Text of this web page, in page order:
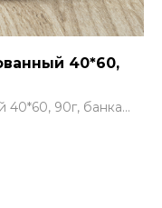
40*60,
40*60, 90г, банка